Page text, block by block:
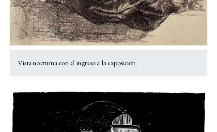
Vista nocturna con el ingreso a la exposición.